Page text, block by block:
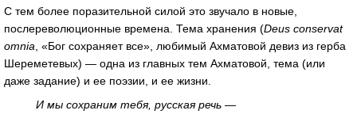
С тем более поразительной силой это звучало в новые,
послереволюционные времена. Тема хранения (Deus conservat
omnia, «Бог сохраняет все», любимый Ахматовой девиз из герба
Шереметевых) — одна из главных тем Ахматовой, тема (или
даже задание) и ее поэзии, и ее жизни.
И мы сохраним тебя, русская речь —